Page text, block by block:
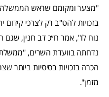
"מצער ומקומם שראש
בזכויות להט"ב רק לצרכי קידום
נוח לו", אמר ח״כ דב חנין,
נדחתה בוועדת השרים,
הכרה בזכויות בסיסיות ביותר
מזמן".